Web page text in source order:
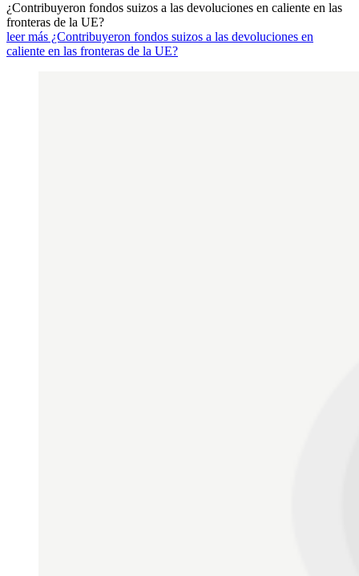
¿Contribuyeron fondos suizos a las devoluciones en caliente en las
fronteras de la UE?
leer más ¿Contribuyeron fondos suizos a las devoluciones en
caliente en las fronteras de la UE?